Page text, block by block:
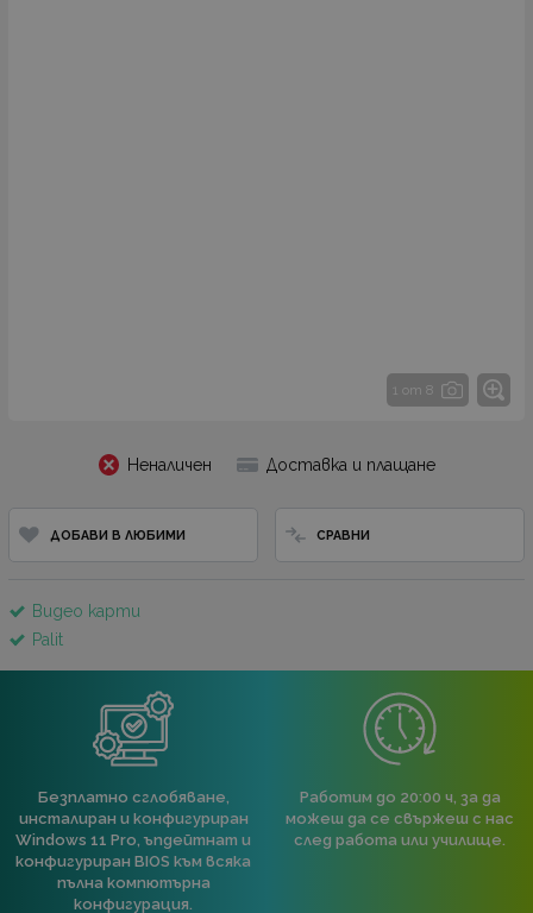
1 от 8
Неналичен Доставка и плащане
ДОБАВИ В ЛЮБИМИ СРАВНИ
Видео карти
Palit
Безплатно сглобяване,
инсталиран и конфигуриран
Windows 11 Pro, ъпдейтнат и
конфигуриран BIOS към всяка
пълна компютърна
конфигурация.
Работим до 20:00 ч, за да
можеш да се свържеш с нас
след работа или училище.